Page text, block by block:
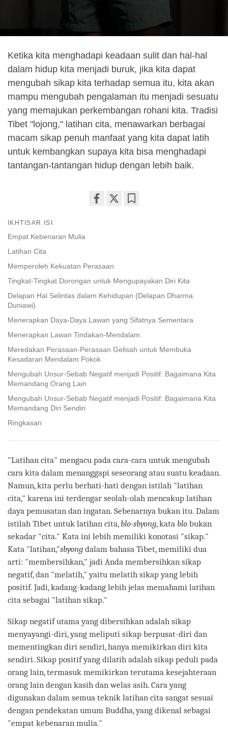
Ketika kita menghadapi keadaan sulit dan hal-hal
dalam hidup kita menjadi buruk, jika kita dapat
mengubah sikap kita terhadap semua itu, kita akan
mampu mengubah pengalaman itu menjadi sesuatu
yang memajukan perkembangan rohani kita. Tradisi
Tibet "lojong," latihan cita, menawarkan berbagai
macam sikap penuh manfaat yang kita dapat latih
untuk kembangkan supaya kita bisa menghadapi
tantangan-tantangan hidup dengan lebih baik.
IKHTISAR ISI
Empat Kebenaran Mulia
Latihan Cita
Memperoleh Kekuatan Perasaan
Tingkat-Tingkat Dorongan untuk Mengupayakan Diri Kita
Delapan Hal Selintas dalam Kehidupan (Delapan Dharma
Duniawi)
Menerapkan Daya-Daya Lawan yang Sifatnya Sementara
Menerapkan Lawan Tindakan-Mendalam
Meredakan Perasaan-Perasaan Gelisah untuk Membuka
Kesadaran Mendalam Pokok
Mengubah Unsur-Sebab Negatif menjadi Positif: Bagaimana Kita
Memandang Orang Lain
Mengubah Unsur-Sebab Negatif menjadi Positif: Bagaimana Kita
Memandang Diri Sendiri
Ringkasan
"Latihan cita" mengacu pada cara-cara untuk mengubah
cara kita dalam menanggapi seseorang atau suatu keadaan.
Namun, kita perlu berhati-hati dengan istilah "latihan
cita," karena ini terdengar seolah-olah mencakup latihan
daya pemusatan dan ingatan. Sebenarnya bukan itu. Dalam
istilah Tibet untuk latihan cita, blo-sbyong, kata blo bukan
sekadar "cita." Kata ini lebih memiliki konotasi "sikap."
Kata "latihan,"sbyong dalam bahasa Tibet, memiliki dua
arti: "membersihkan," jadi Anda membersihkan sikap
negatif, dan "melatih," yaitu melatih sikap yang lebih
positif. Jadi, kadang-kadang lebih jelas memahami latihan
cita sebagai "latihan sikap."
Sikap negatif utama yang dibersihkan adalah sikap
menyayangi-diri, yang meliputi sikap berpusat-diri dan
mementingkan diri sendiri, hanya memikirkan diri kita
sendiri. Sikap positif yang dilatih adalah sikap peduli pada
orang lain, termasuk memikirkan terutama kesejahteraan
orang lain dengan kasih dan welas asih. Cara yang
digunakan dalam semua teknik latihan cita sangat sesuai
dengan pendekatan umum Buddha, yang dikenal sebagai
"empat kebenaran mulia."